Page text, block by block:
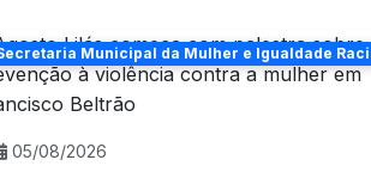
Municipal da Mulher e Igualdade
05/08/2026